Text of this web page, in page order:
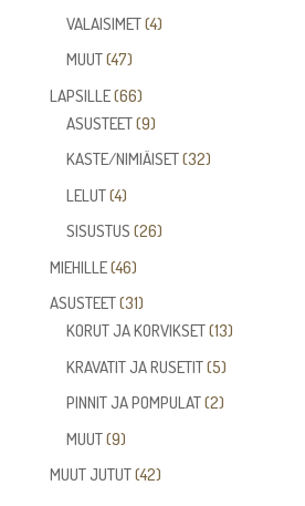
VALAISIMET 44
MUUT 4747
tuotetta
LAPSILLE 6666
tuotetta
ASUSTEET 99
tuotetta
KASTE/NIMIÄISET 3232
LELUT 44
tuotetta
SISUSTUS 2626
MIEHILLE 4646
tuotetta
ASUSTEET 3131
tuotetta
KORUT JA KORVIKSET 1313
KRAVATIT JA RUSETIT 55
tuotetta
PINNIT JA POMPULAT 22
MUUT 99
tuotetta
MUUT JUTUT 4242